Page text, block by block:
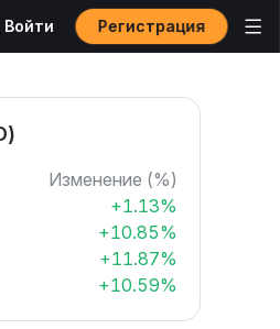
Войти Регистрация
Изменение (%)
+1.13%
+10.85%
+11.87%
+10.59%